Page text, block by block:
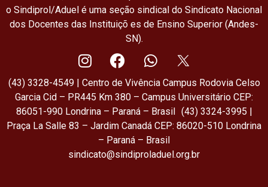
o Sindiprol/Aduel é uma seção sindical do Sindicato Nacional
dos Docentes das Instituiçõ es de Ensino Superior (Andes-
SN).
(43) 3328-4549 | Centro de Vivência Campus Rodovia Celso
Garcia Cid – PR445 Km 380 – Campus Universitário CEP:
86051-990 Londrina – Paraná – Brasil (43) 3324-3995 |
Praça La Salle 83 – Jardim Canadá CEP: 86020-510 Londrina
– Paraná – Brasil
sindicato@sindiproladuel.org.br